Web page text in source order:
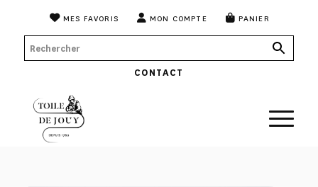
MES FAVORIS MON COMPTE PANIER
CONTACT